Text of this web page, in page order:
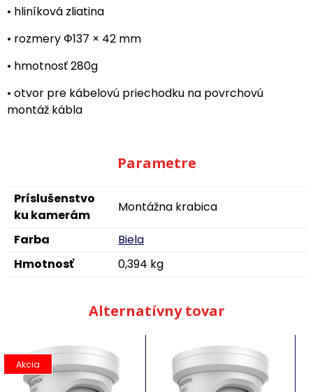
• hliníková zliatina
• rozmery Φ137 × 42 mm
• hmotnosť 280g
• otvor pre kábelovú priechodku na povrchovú
montáž kábla
Parametre
Príslušenstvo
ku kamerám
Montážna krabica
Farba
Biela
Hmotnosť
0,394 kg
Alternatívny tovar
Akcia